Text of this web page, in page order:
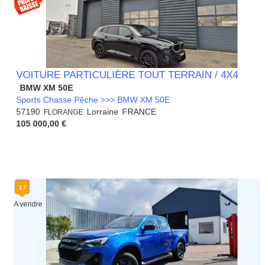
VOITURE PARTICULIÈRE TOUT TERRAIN / 4X4
BMW XM 50E
Sports Chasse Pêche >>> BMW XM 50E
57190
FLORANGE Lorraine FRANCE
105 000,00 €
A vendre